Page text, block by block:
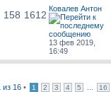
158 1612
Ковалев Антон
13 фев 2019,
16:49
из 16 • 1 2 3 4 5 16